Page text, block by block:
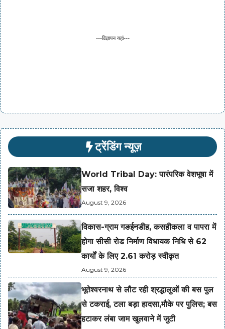
---विज्ञापन यहां---
ट्रेंडिंग न्यूज़
World Tribal Day: पारंपरिक वेशभूषा में
सजा शहर, विश्व
August 9, 2026
विकास-ग्राम गङईनडीह, कसहीकला व पापरा में
होगा सीसी रोड निर्माण विधायक निधि से 62
कार्यों के लिए 2.61 करोड़ स्वीकृत
August 9, 2026
भूतेश्वरनाथ से लौट रही श्रद्धालुओं की बस पुल
से टकराई, टला बड़ा हादसा,मौके पर पुलिस; बस
हटाकर लंबा जाम खुलवाने में जुटी